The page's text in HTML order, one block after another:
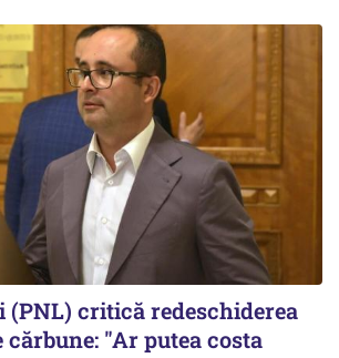
(PNL) critică redeschiderea
"Ar putea costa